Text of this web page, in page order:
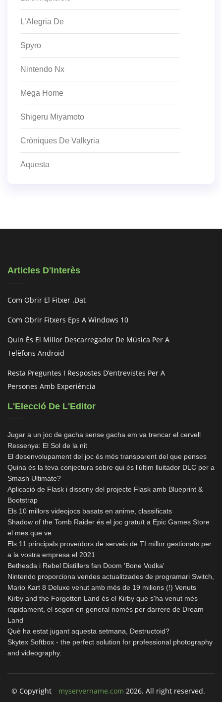
L’Alegria De
Spyro
Nintendo Nx
Mega Home
Shigeru Miyamoto
Cròniques De Valkyria
Aquesta
Articles D'Interès
Com Obrir El Fitxer .dat
Com Obrir Fitxers Eps A Windows 10
Quin És El Millor Descarregador De Música Per A
Telèfons Android
Resta Preguntes I Respostes D’entrevistes Per A
Persones Amb Experiència
L'Elecció De L'Editor
Jugar a un joc de gacha sense gacha em va trencar el cervell
Ressenya: El Sol de la nit
El desenvolupament del joc és més transparent del que penses
Quina és la teva conjectura sobre qui és l'últim lluitador DLC per a
Smash Ultimate?
Aplicació de Flask i disseny del projecte Flask amb Blueprint &
Bootstrap
Els 10 millors videojocs basats en anime, classificats
Shadow of the Tomb Raider és el joc gratuït a Epic Games Store
el mes que ve
Els 11 principals proveïdors de serveis de TI millor gestionats per
a la vostra empresa el 2021
Bethesda i Rebel Distillers fan Doom 'Bone Vodka'
Nintendo proporciona vendes actualitzades de programari Switch,
Mario Kart 8 Deluxe venut amb més de 19 milions (!) Venuts
Kirby and the Forgotten Land és el Kirby que s'ha venut més
ràpidament, el segon en general només per darrere de Dream
Land
Què ha estat jugant aquesta setmana, Destructoid?
Skytex Softbox - the perfect solution for professional photography
and videography.
© Copyright myservername.com 2026. All right reserved.